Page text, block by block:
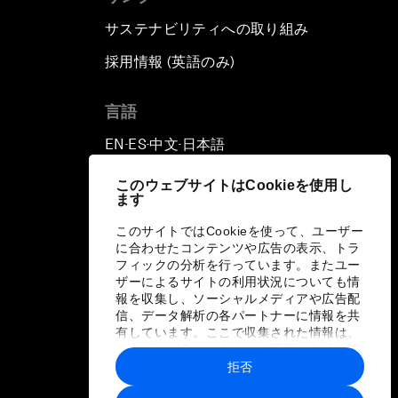
このウェブサイトはCookieを使用し
ます
このサイトではCookieを使って、ユーザー
に合わせたコンテンツや広告の表示、トラ
フィックの分析を行っています。またユー
ザーによるサイトの利用状況についても情
報を収集し、ソーシャルメディアや広告配
信、データ解析の各パートナーに情報を共
有しています。ここで収集された情報は、
ユーザーが各パートナーに提供した他の情
報や各パートナーのサービスを使用した際
に収集された情報と組み合わされ、各パー
拒否
サステナビリティへの取り組み
採用情報 (英語のみ)
言語
EN ▪ ES▪中文▪ 日本語